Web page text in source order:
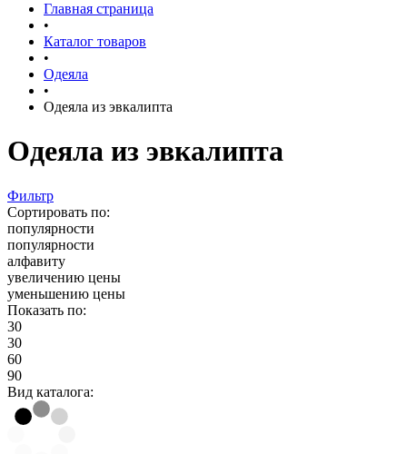
Главная страница
•
Каталог товаров
•
Одеяла
•
Одеяла из эвкалипта
Одеяла из эвкалипта
Фильтр
Сортировать по:
популярности
популярности
алфавиту
увеличению цены
уменьшению цены
Показать по:
30
30
60
90
Вид каталога: